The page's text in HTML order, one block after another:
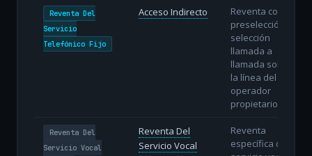
Reventa Del
Servicio
Telefónico Fijo
Acceso Indirecto
Reventa con
preselección o
selección
llamada a
llamada sobre
la línea del
operador
propietario.
Reventa Del
Servicio Vocal
Reventa Del
Servicio Vocal
Reventa
específica del